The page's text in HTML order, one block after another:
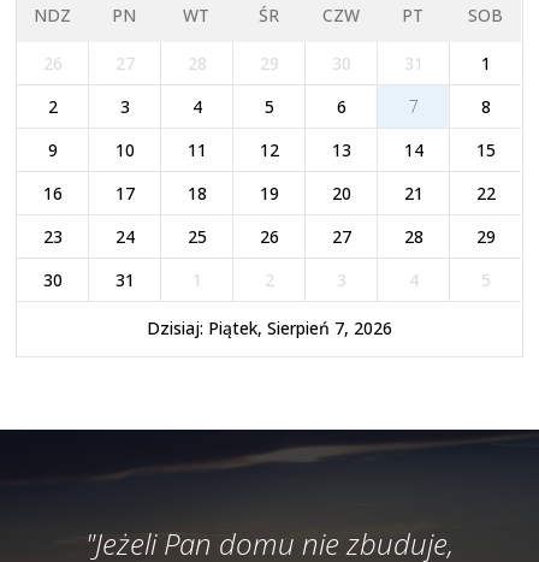
NDZ PN WT ŚR CZW PT SOB
26 27 28 29 30 31
1
2
3 4 5 6 7
8
9
10 11 12 13 14
15
16
17 18 19 20 21
22
23
24 25 26 27 28
29
30
31 1 2 3 4 5
Dzisiaj: Piątek, Sierpień 7, 2026
"Jeżeli Pan domu nie zbuduje,